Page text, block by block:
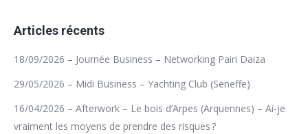
Articles récents
18/09/2026 – Journée Business – Networking Pairi Daiza
29/05/2026 – Midi Business – Yachting Club (Seneffe)
16/04/2026 – Afterwork – Le bois d’Arpes (Arquennes) – Ai‑je
vraiment les moyens de prendre des risques ?